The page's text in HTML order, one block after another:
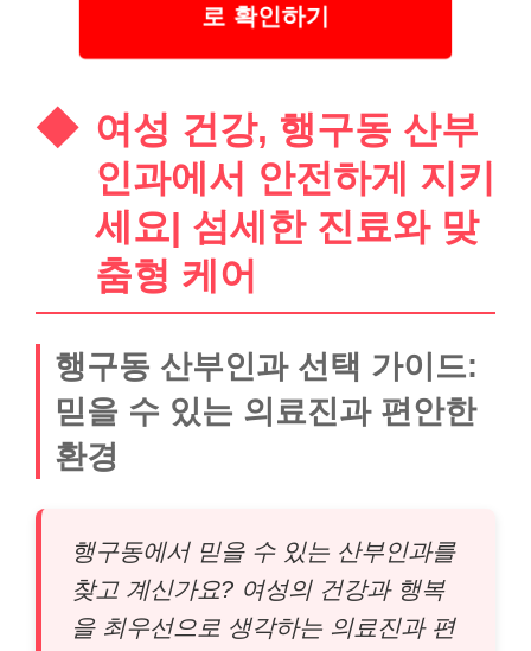
로 확인하기
여성 건강, 행구동 산부
인과에서 안전하게 지키
세요| 섬세한 진료와 맞
춤형 케어
행구동 산부인과 선택 가이드:
믿을 수 있는 의료진과 편안한
환경
행구동에서 믿을 수 있는 산부인과를
찾고 계신가요? 여성의 건강과 행복
을 최우선으로 생각하는 의료진과 편